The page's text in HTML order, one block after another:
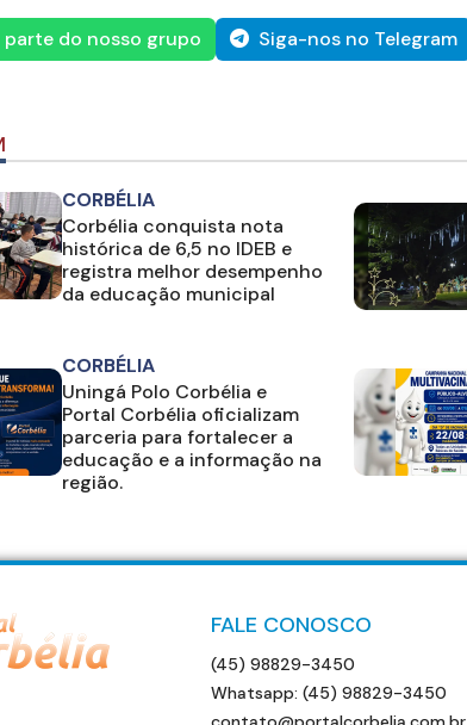
parte do nosso grupo Siga-nos no Telegram
CORBÉLIA
Corbélia conquista nota
histórica de 6,5 no IDEB e
registra melhor desempenho
da educação municipal
CORBÉLIA
Uningá Polo Corbélia e
Portal Corbélia oficializam
parceria para fortalecer a
educação e a informação na
região.
FALE CONOSCO
(45) 98829-3450
Whatsapp: (45) 98829-3450